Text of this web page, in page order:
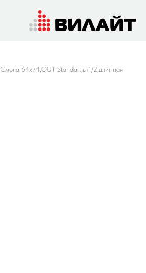
Смола 64х74,OUT Standart,вт1/2,длинная